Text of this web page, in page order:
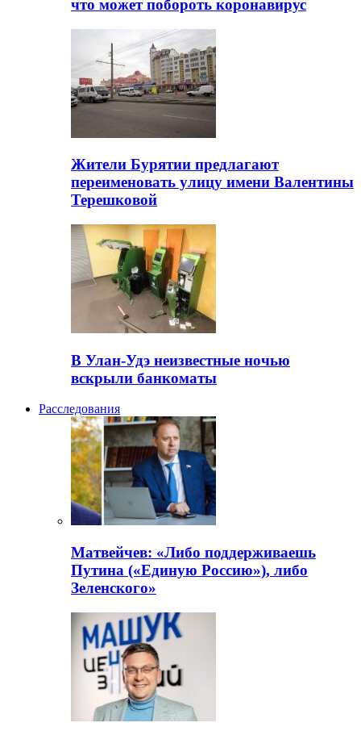
что может побороть коронавирус
Жители Бурятии предлагают
переименовать улицу имени Валентины
Терешковой
В Улан-Удэ неизвестные ночью
вскрыли банкоматы
Расследования
Матвейчев: «Либо поддерживаешь
Путина («Единую Россию»), либо
Зеленского»